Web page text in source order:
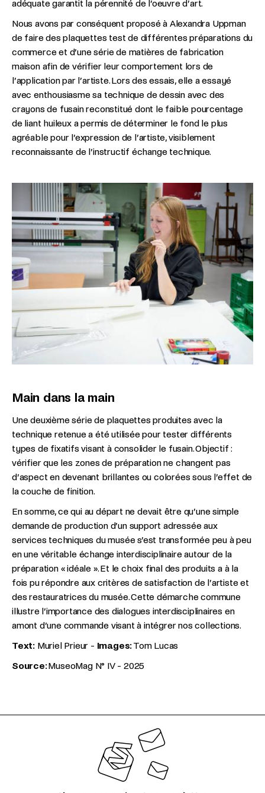
adéquate garantit la pérennité de l’oeuvre d’art.
Nous avons par conséquent proposé à Alexandra Uppman
de faire des plaquettes test de différentes préparations du
commerce et d’une série de matières de fabrication
maison afin de vérifier leur comportement lors de
l’application par l’artiste. Lors des essais, elle a essayé
avec enthousiasme sa technique de dessin avec des
crayons de fusain reconstitué dont le faible pourcentage
de liant huileux a permis de déterminer le fond le plus
agréable pour l’expression de l’artiste, visiblement
reconnaissante de l’instructif échange technique.
Main dans la main
Une deuxième série de plaquettes produites avec la
technique retenue a été utilisée pour tester différents
types de fixatifs visant à consolider le fusain. Objectif :
vérifier que les zones de préparation ne changent pas
d’aspect en devenant brillantes ou colorées sous l’effet de
la couche de finition.
En somme, ce qui au départ ne devait être qu’une simple
demande de production d’un support adressée aux
services techniques du musée s’est transformée peu à peu
en une véritable échange interdisciplinaire autour de la
préparation « idéale ». Et le choix final des produits a à la
fois pu répondre aux critères de satisfaction de l’artiste et
des restauratrices du musée. Cette démarche commune
illustre l’importance des dialogues interdisciplinaires en
amont d’une commande visant à intégrer nos collections.
Text: Muriel Prieur - Images:Tom Lucas
Source:MuseoMag N° IV - 2025